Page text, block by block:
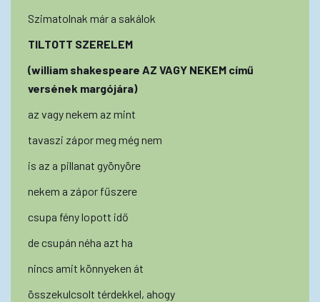
Szimatolnak már a sakálok
TILTOTT SZERELEM
(william shakespeare AZ VAGY NEKEM című
versének margójára)
az vagy nekem az mint
tavaszi zápor meg még nem
is az a pillanat gyönyöre
nekem a zápor fűszere
csupa fény lopott idő
de csupán néha azt ha
nincs amit könnyeken át
összekulcsolt térdekkel, ahogy